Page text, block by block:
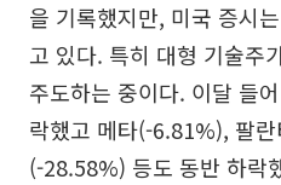
을 기록했지만, 미국 증시
고 있다. 특히 대형 기술주
주도하는 중이다. 이달 들
락했고 메타(-6.81%), 팔
(-28.58%) 등도 동반 하락